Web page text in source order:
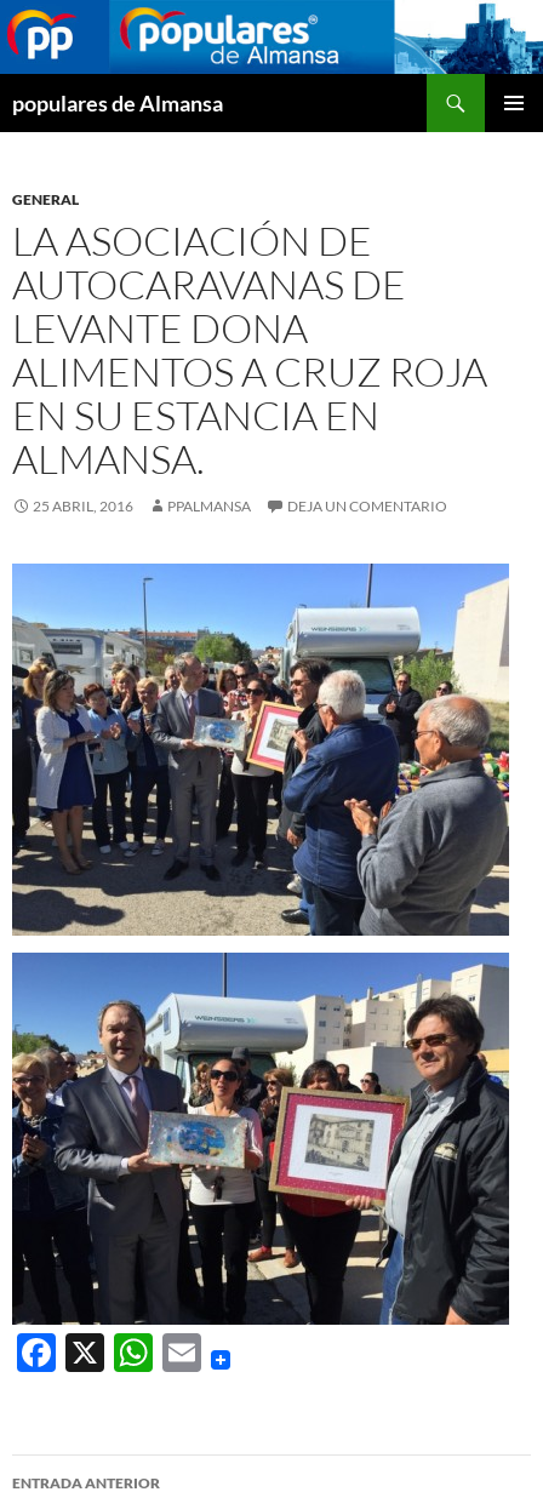
populares de Almansa
GENERAL
LA ASOCIACIÓN DE
AUTOCARAVANAS DE
LEVANTE DONA
ALIMENTOS A CRUZ ROJA
EN SU ESTANCIA EN
ALMANSA.
25 ABRIL, 2016 PPALMANSA DEJA UN COMENTARIO
F
b
X
W
s
E
Navegación
ENTRADA ANTERIOR